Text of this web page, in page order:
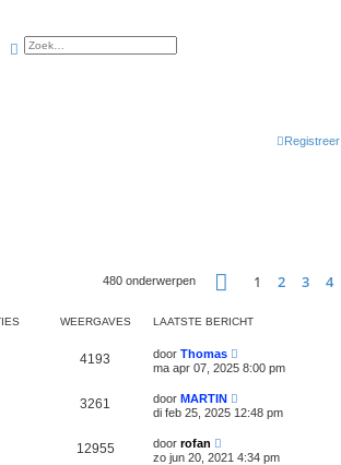
ZoekUitgebreid zoeken
Registreer
480 onderwerpen Pagina1 van 10
1 2 3 4
WEERGAVES LAATSTE BERICHT
4193 door Thomas
ma apr 07, 2025 8:00 pm
3261 door MARTIN
di feb 25, 2025 12:48 pm
12955 door rofan
zo jun 20, 2021 4:34 pm